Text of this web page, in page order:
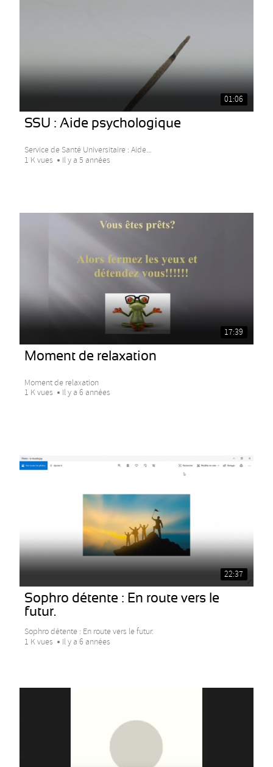
01:06
SSU : Aide psychologique
Service de Santé Universitaire : Aide...
1 K vues
Il y a 5 années
17:39
Moment de relaxation
Moment de relaxation
1 K vues
Il y a 6 années
22:37
Sophro détente : En route vers le
futur.
Sophro détente : En route vers le futur.
1 K vues
Il y a 6 années